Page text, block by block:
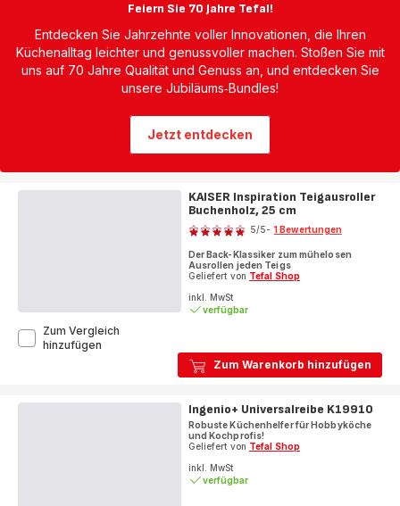
Feiern Sie 70 Jahre Tefal!
Entdecken Sie Jahrzehnte voller Innovationen, die Ihren
Küchenalltag leichter und genussvoller machen. Stoßen Sie mit
uns auf 70 Jahre Qualität und Genuss an, und entdecken Sie
unsere Jubiläums‑Bundles!
Jetzt entdecken
Zum Warenkorb hinzufügen
KAISER Inspiration Teigausroller
Buchenholz, 25 cm
Bewertung
mit
5
Sternen
(Durchschnitt)
5/5- 1 Bewertungen
Der Back-Klassiker zum mühelosen
Ausrollen jeden Teigs
Geliefert von Tefal Shop
inkl. MwSt
verfügbar
Zum Vergleich
hinzufügen
25
Ingenio+ Universalreibe K19910
Robuste Küchenhelfer für Hobbyköche
und Kochprofis!
Geliefert von Tefal Shop
inkl. MwSt
verfügbar